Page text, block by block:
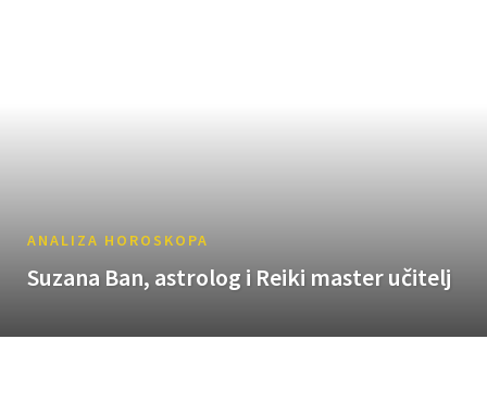
ANALIZA HOROSKOPA
Suzana Ban, astrolog i Reiki master učitelj